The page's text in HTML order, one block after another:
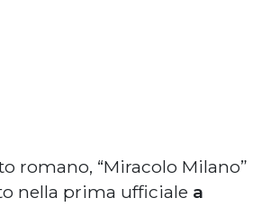
romano, “Miracolo Milano”
nella prima ufficiale a